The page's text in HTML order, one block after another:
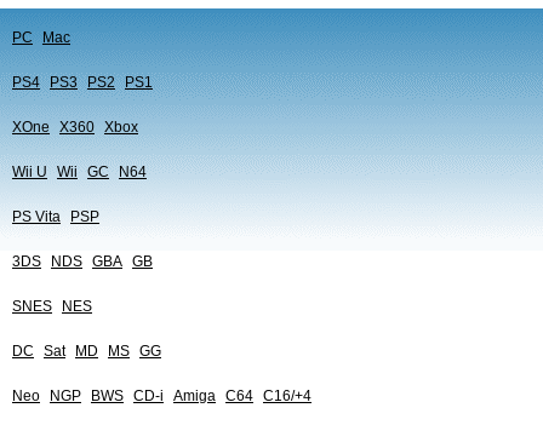
PC Mac
PS4 PS3 PS2 PS1
XOne X360 Xbox
Wii U Wii GC N64
PS Vita PSP
3DS NDS GBA GB
SNES NES
DC Sat MD MS GG
Neo NGP BWS CD-i Amiga C64 C16/+4